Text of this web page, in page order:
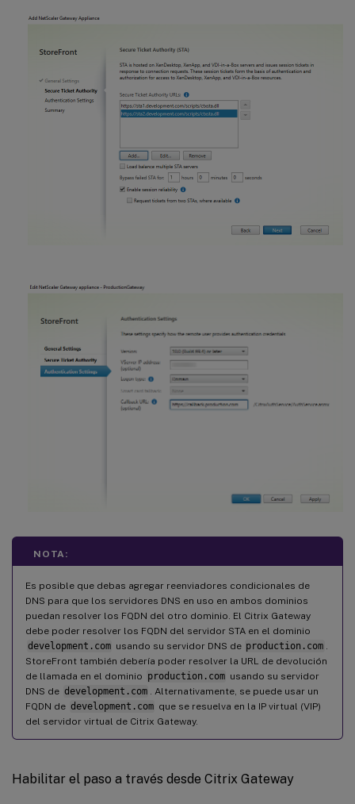
NOTA:
Es posible que debas agregar reenviadores condicionales de
DNS para que los servidores DNS en uso en ambos dominios
puedan resolver los FQDN del otro dominio. El Citrix Gateway
debe poder resolver los FQDN del servidor STA en el dominio
development.com usando su servidor DNS de production.com .
StoreFront también debería poder resolver la URL de devolución
de llamada en el dominio production.com usando su servidor
DNS de development.com . Alternativamente, se puede usar un
FQDN de development.com que se resuelva en la IP virtual (VIP)
del servidor virtual de Citrix Gateway.
Habilitar el paso a través desde Citrix Gateway